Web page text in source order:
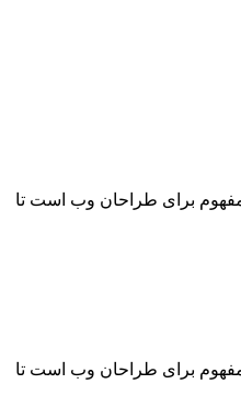
برای طراحان وب است تا
برای طراحان وب است تا